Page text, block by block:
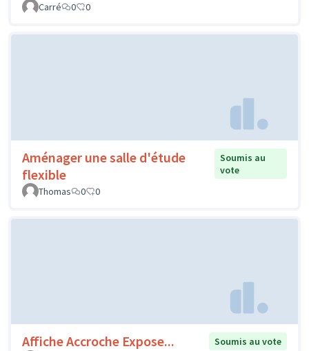
Carré
0 0
Aménager une salle d'étude
flexible
Soumis au
vote
Thomas
0 0
Affiche Accroche Expose...
Soumis au vote